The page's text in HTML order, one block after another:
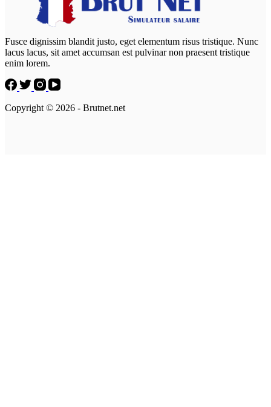
Fusce dignissim blandit justo, eget elementum risus tristique. Nunc
lacus lacus, sit amet accumsan est pulvinar non praesent tristique
enim lorem.
Copyright © 2026 - Brutnet.net